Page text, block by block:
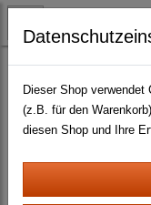
TYRISCH FAN-O-
Schilder aller Art(116)
Dieser Shop verwendet
(z.B. für den
diesen Shop und Ihre